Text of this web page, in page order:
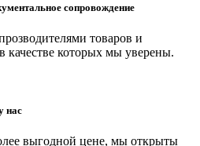
сопровождение
товаров и
качестве которых мы уверены.
нас
выгодной цене, мы открыты